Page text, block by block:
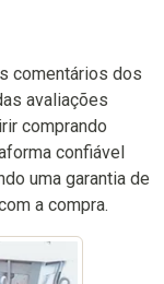
comentários dos
avaliações
comprando
confiável
uma garantia de
a compra.